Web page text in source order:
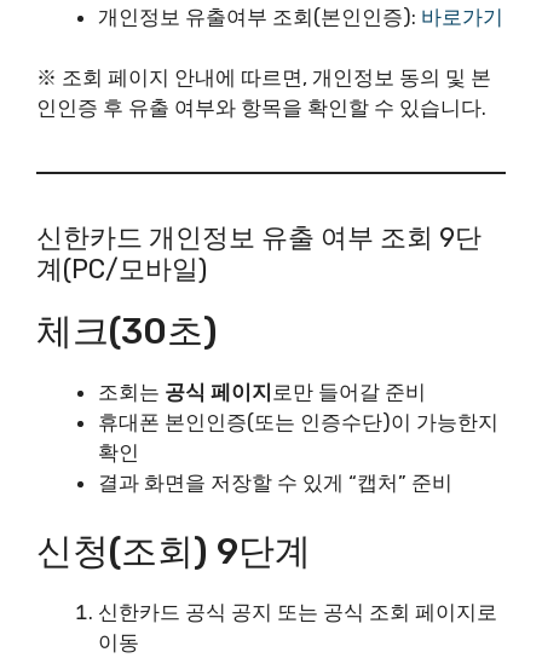
개인정보 유출여부 조회(본인인증): 바로가기
※ 조회 페이지 안내에 따르면, 개인정보 동의 및 본
인인증 후 유출 여부와 항목을 확인할 수 있습니다.
신한카드 개인정보 유출 여부 조회 9단
계(PC/모바일)
체크(30초)
조회는 공식 페이지 로만 들어갈 준비
휴대폰 본인인증(또는 인증수단)이 가능한지
확인
결과 화면을 저장할 수 있게 “캡처” 준비
신청(조회) 9단계
신한카드 공식 공지 또는 공식 조회 페이지로
이동